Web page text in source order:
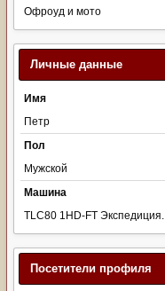
Офроуд и мото
Личные данные
Имя
Петр
Пол
Мужской
Машина
TLC80 1HD-FT Экспедиция.
Посетители профиля